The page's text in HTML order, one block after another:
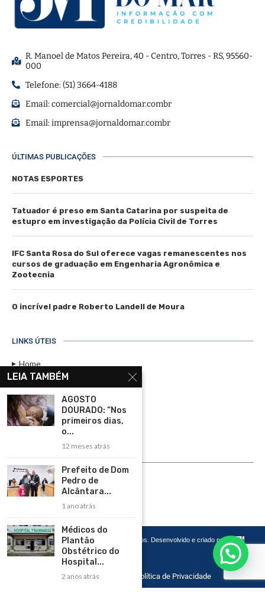
R. Manoel de Matos Pereira, 40 - Centro, Torres - RS, 95560-
000
Telefone: (51) 3664-4188
Email:comercial@jornaldomar.combr
Email:imprensa@jornaldomar.combr
ÚLTIMAS PUBLICAÇÕES
NOTAS ESPORTES
Tatuador é preso em Santa Catarina por suspeita de
estupro em investigação da Polícia Civil de Torres
IFC Santa Rosa do Sul oferece vagas remanescentes nos
cursos de graduação em Engenharia Agronômica e
Zootecnia
O incrível padre Roberto Landell de Moura
LINKS ÚTEIS
Home
Assinar
Contato
Política de Privacidade
Rádio Maristela - Ao Vivo
ASSINE
Copyright 2026 – Todos os Direitos Reservados. Desenvolvido e criado por
Cadô
Agência de Marketing
Home Contato Política de Privacidade
LEIA TAMBÉM
AGOSTO
DOURADO: “Nos
primeiros dias,
o...
12 meses atrás
Prefeito de Dom
Pedro de
Alcântara...
1 ano atrás
Médicos do
Plantão
Obstétrico do
Hospital...
2 anos atrás